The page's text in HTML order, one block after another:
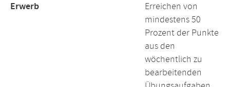
Erwerb
Erreichen von
mindestens 50
Prozent der Punkte
aus den
wöchentlich zu
bearbeitenden